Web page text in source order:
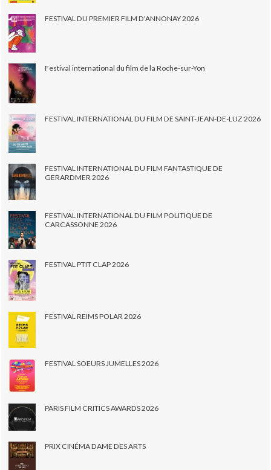
FESTIVAL DU PREMIER FILM D'ANNONAY 2026
Festival international du film de la Roche-sur-Yon
FESTIVAL INTERNATIONAL DU FILM DE SAINT-JEAN-DE-LUZ 2026
FESTIVAL INTERNATIONAL DU FILM FANTASTIQUE DE
GERARDMER 2026
FESTIVAL INTERNATIONAL DU FILM POLITIQUE DE
CARCASSONNE 2026
FESTIVAL PTIT CLAP 2026
FESTIVAL REIMS POLAR 2026
FESTIVAL SOEURS JUMELLES 2026
PARIS FILM CRITICS AWARDS 2026
PRIX CINÉMA DAME DES ARTS